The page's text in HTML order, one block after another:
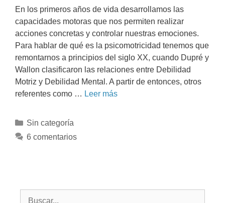
En los primeros años de vida desarrollamos las
capacidades motoras que nos permiten realizar
acciones concretas y controlar nuestras emociones.
Para hablar de qué es la psicomotricidad tenemos que
remontarnos a principios del siglo XX, cuando Dupré y
Wallon clasificaron las relaciones entre Debilidad
Motriz y Debilidad Mental. A partir de entonces, otros
referentes como … Leer más
Sin categoría
6 comentarios